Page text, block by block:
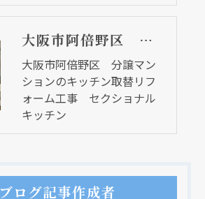
大阪市阿倍野区 分譲マンションのキッチン取替リフォーム工事 セクショナルキッチン
大阪市阿倍野区 分譲マン
ションのキッチン取替リフ
ォーム工事 セクショナル
キッチン
ブログ記事作成者